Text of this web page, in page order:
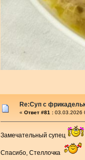
Re:Суп с
« Ответ #81 : 03.03.2026
Замечательный супец
Спасибо, Стеллочка